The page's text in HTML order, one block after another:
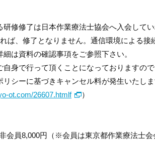
修修了は日本作業療法士協会へ入会して
ば、修了となりません。通信環境による接
細は資料の確認事項をご参照下さい。
身で行って頂くことになっておりますの
リシーに基づきキャンセル料が発生いたしま
ot.com/26607.htmlf ）
会員8,000円（※会員は東京都作業療法士会